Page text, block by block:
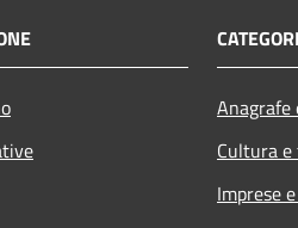
Cultura
Imprese